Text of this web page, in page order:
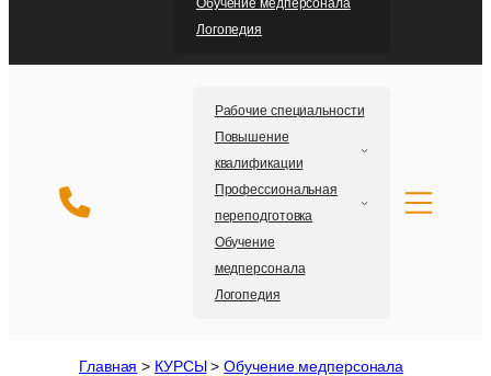
Логопедия
Рабочие специальности
Повышение
квалификации
Профессиональная
переподготовка
Обучение
медперсонала
Логопедия
Главная > КУРСЫ>Обучение медперсонала